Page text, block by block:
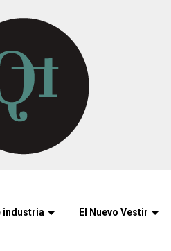
industria El Nuevo Vestir